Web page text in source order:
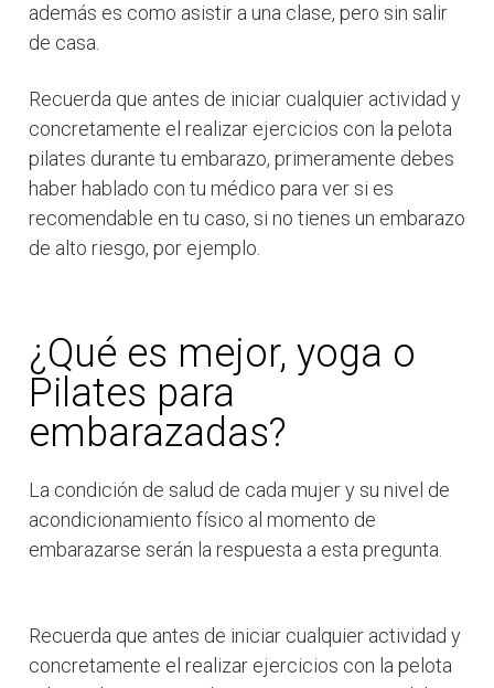
además es como asistir a una clase, pero sin salir
de casa.
Recuerda que antes de iniciar cualquier actividad y
concretamente el realizar ejercicios con la pelota
pilates durante tu embarazo, primeramente debes
haber hablado con tu médico para ver si es
recomendable en tu caso, si no tienes un embarazo
de alto riesgo, por ejemplo.
¿Qué es mejor, yoga o
Pilates para
embarazadas?
La condición de salud de cada mujer y su nivel de
acondicionamiento físico al momento de
embarazarse serán la respuesta a esta pregunta.
Recuerda que antes de iniciar cualquier actividad y
concretamente el realizar ejercicios con la pelota